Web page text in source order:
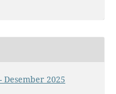
Desember 2025